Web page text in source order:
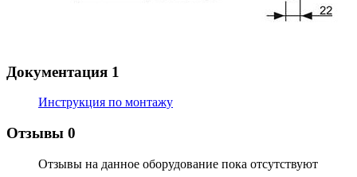
Документация 1
Инструкция по монтажу
Отзывы 0
Отзывы на данное оборудование пока отсутствуют